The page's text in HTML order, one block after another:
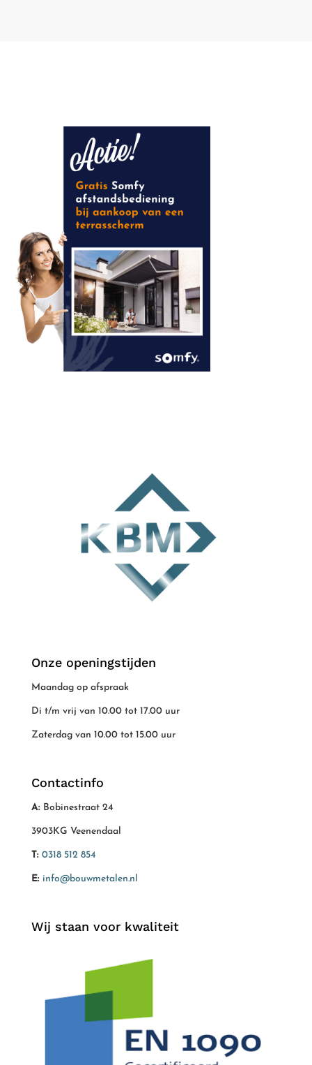
Onze openingstijden
Maandag op afspraak
Di t/m vrij van 10.00 tot 17.00 uur
Zaterdag van 10.00 tot 15.00 uur
Contactinfo
A: Bobinestraat 24
3903KG Veenendaal
T: 0318 512 854
E: info@bouwmetalen.nl
Wij staan voor kwaliteit